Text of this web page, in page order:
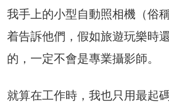
我手上的小型自動照相機（俗
着告訴他們，假如旅遊玩樂時
的，一定不會是專業攝影師。
就算在工作時，我也只用最起